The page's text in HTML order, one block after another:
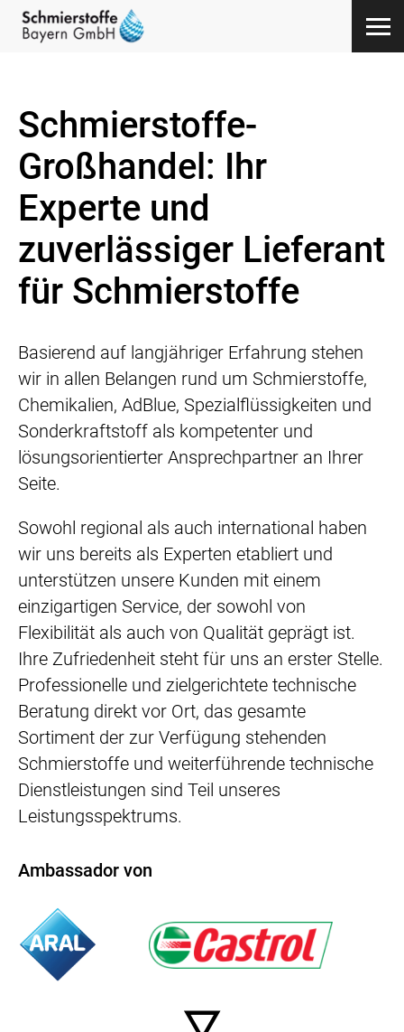
Schmierstoffe-
Großhandel: Ihr
Experte und
zuverlässiger Lieferant
für Schmierstoffe
Basierend auf langjähriger Erfahrung stehen
wir in allen Belangen rund um Schmierstoffe,
Chemikalien, AdBlue, Spezialflüssigkeiten und
Sonderkraftstoff als kompetenter und
lösungsorientierter Ansprechpartner an Ihrer
Seite.
Sowohl regional als auch international haben
wir uns bereits als Experten etabliert und
unterstützen unsere Kunden mit einem
einzigartigen Service, der sowohl von
Flexibilität als auch von Qualität geprägt ist.
Ihre Zufriedenheit steht für uns an erster Stelle.
Professionelle und zielgerichtete technische
Beratung direkt vor Ort, das gesamte
Sortiment der zur Verfügung stehenden
Schmierstoffe und weiterführende technische
Dienstleistungen sind Teil unseres
Leistungsspektrums.
Ambassador von